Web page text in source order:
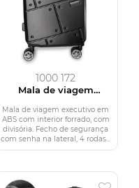
1000 172
Mala de viagem
Mala de viagem executivo em
ABS com interior forrado, com
divisória. Fecho de segurança
com senha na lateral, 4 rodas...